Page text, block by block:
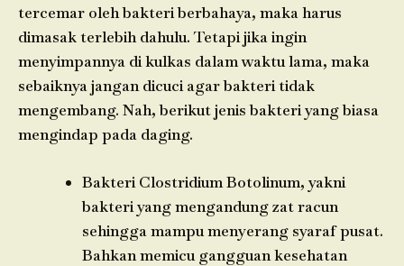
tercemar oleh bakteri berbahaya, maka harus
dimasak terlebih dahulu. Tetapi jika ingin
menyimpannya di kulkas dalam waktu lama, maka
sebaiknya jangan dicuci agar bakteri tidak
mengembang. Nah, berikut jenis bakteri yang biasa
mengindap pada daging.
Bakteri Clostridium Botolinum, yakni
bakteri yang mengandung zat racun
sehingga mampu menyerang syaraf pusat.
Bahkan memicu gangguan kesehatan